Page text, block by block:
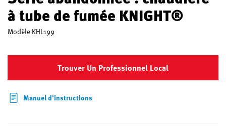
à tube de fumée KNIGHT®
ModèleKHL199
Trouver Un Professionnel Local
Manuel d’instructions